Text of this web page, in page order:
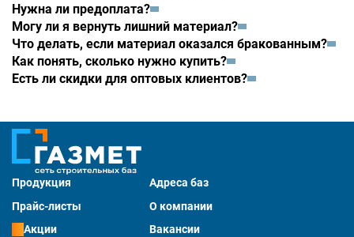
Нужна ли предоплата?
Могу ли я вернуть лишний материал?
Что делать, если материал оказался бракованным?
Как понять, сколько нужно купить?
Есть ли скидки для оптовых клиентов?
Продукция
Адреса баз
Прайс-листы
О компании
Акции
Вакансии